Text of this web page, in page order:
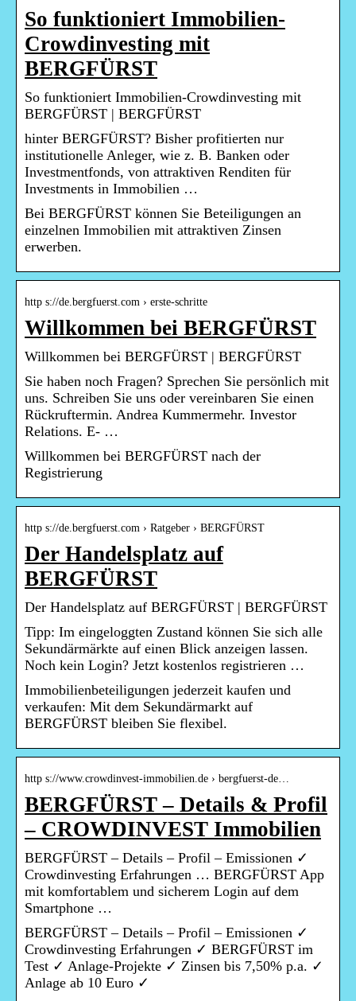
So funktioniert Immobilien-
Crowdinvesting mit
BERGFÜRST
So funktioniert Immobilien-Crowdinvesting mit
BERGFÜRST | BERGFÜRST
hinter BERGFÜRST? Bisher profitierten nur
institutionelle Anleger, wie z. B. Banken oder
Investmentfonds, von attraktiven Renditen für
Investments in Immobilien …
Bei BERGFÜRST können Sie Beteiligungen an
einzelnen Immobilien mit attraktiven Zinsen
erwerben.
http s://de.bergfuerst.com › erste-schritte
Willkommen bei BERGFÜRST
Willkommen bei BERGFÜRST | BERGFÜRST
Sie haben noch Fragen? Sprechen Sie persönlich mit
uns. Schreiben Sie uns oder vereinbaren Sie einen
Rückruftermin. Andrea Kummermehr. Investor
Relations. E- …
Willkommen bei BERGFÜRST nach der
Registrierung
http s://de.bergfuerst.com › Ratgeber › BERGFÜRST
Der Handelsplatz auf
BERGFÜRST
Der Handelsplatz auf BERGFÜRST | BERGFÜRST
Tipp: Im eingeloggten Zustand können Sie sich alle
Sekundärmärkte auf einen Blick anzeigen lassen.
Noch kein Login? Jetzt kostenlos registrieren …
Immobilienbeteiligungen jederzeit kaufen und
verkaufen: Mit dem Sekundärmarkt auf
BERGFÜRST bleiben Sie flexibel.
http s://www.crowdinvest-immobilien.de › bergfuerst-de…
BERGFÜRST – Details & Profil
– CROWDINVEST Immobilien
BERGFÜRST – Details – Profil – Emissionen ✓
Crowdinvesting Erfahrungen … BERGFÜRST App
mit komfortablem und sicherem Login auf dem
Smartphone …
BERGFÜRST – Details – Profil – Emissionen ✓
Crowdinvesting Erfahrungen ✓ BERGFÜRST im
Test ✓ Anlage-Projekte ✓ Zinsen bis 7,50% p.a. ✓
Anlage ab 10 Euro ✓